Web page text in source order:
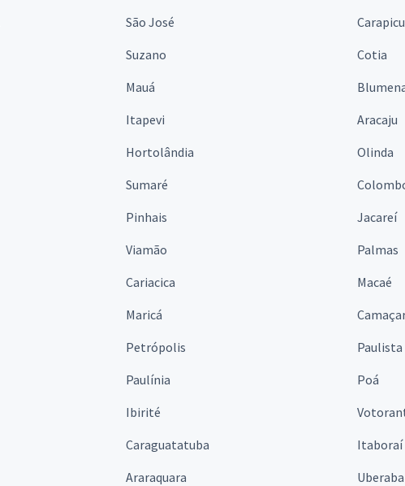
São José
Suzano
Cotia
Mauá
Itapevi
Aracaju
Hortolândia
Olinda
Sumaré
Pinhais
Jacareí
Viamão
Palmas
Cariacica
Macaé
Maricá
Petrópolis
Paulista
Paulínia
Poá
Ibirité
Caraguatatuba
Itaboraí
Araraquara Uberaba